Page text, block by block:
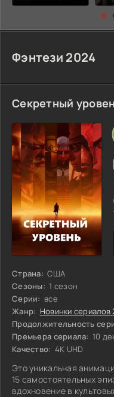
Фэнтези 2024
Секретный
Страна: США
Сезоны: 1 сезон
Серии: все
Жанр: Новинки сериалов
Продолжительность
Премьера сериала: 10
Качество: 4K UHD
Это уникальная
15 самостоятельных
вдохновение в